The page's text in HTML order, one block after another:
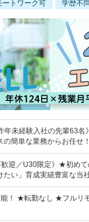
ートワーク可 学歴不
年未経験入社の先輩63
簡単な業務からお任せ！
歓迎／U30限定》★初め
い」育成実績豊富な当
！ ★転勤なし ★フルリ